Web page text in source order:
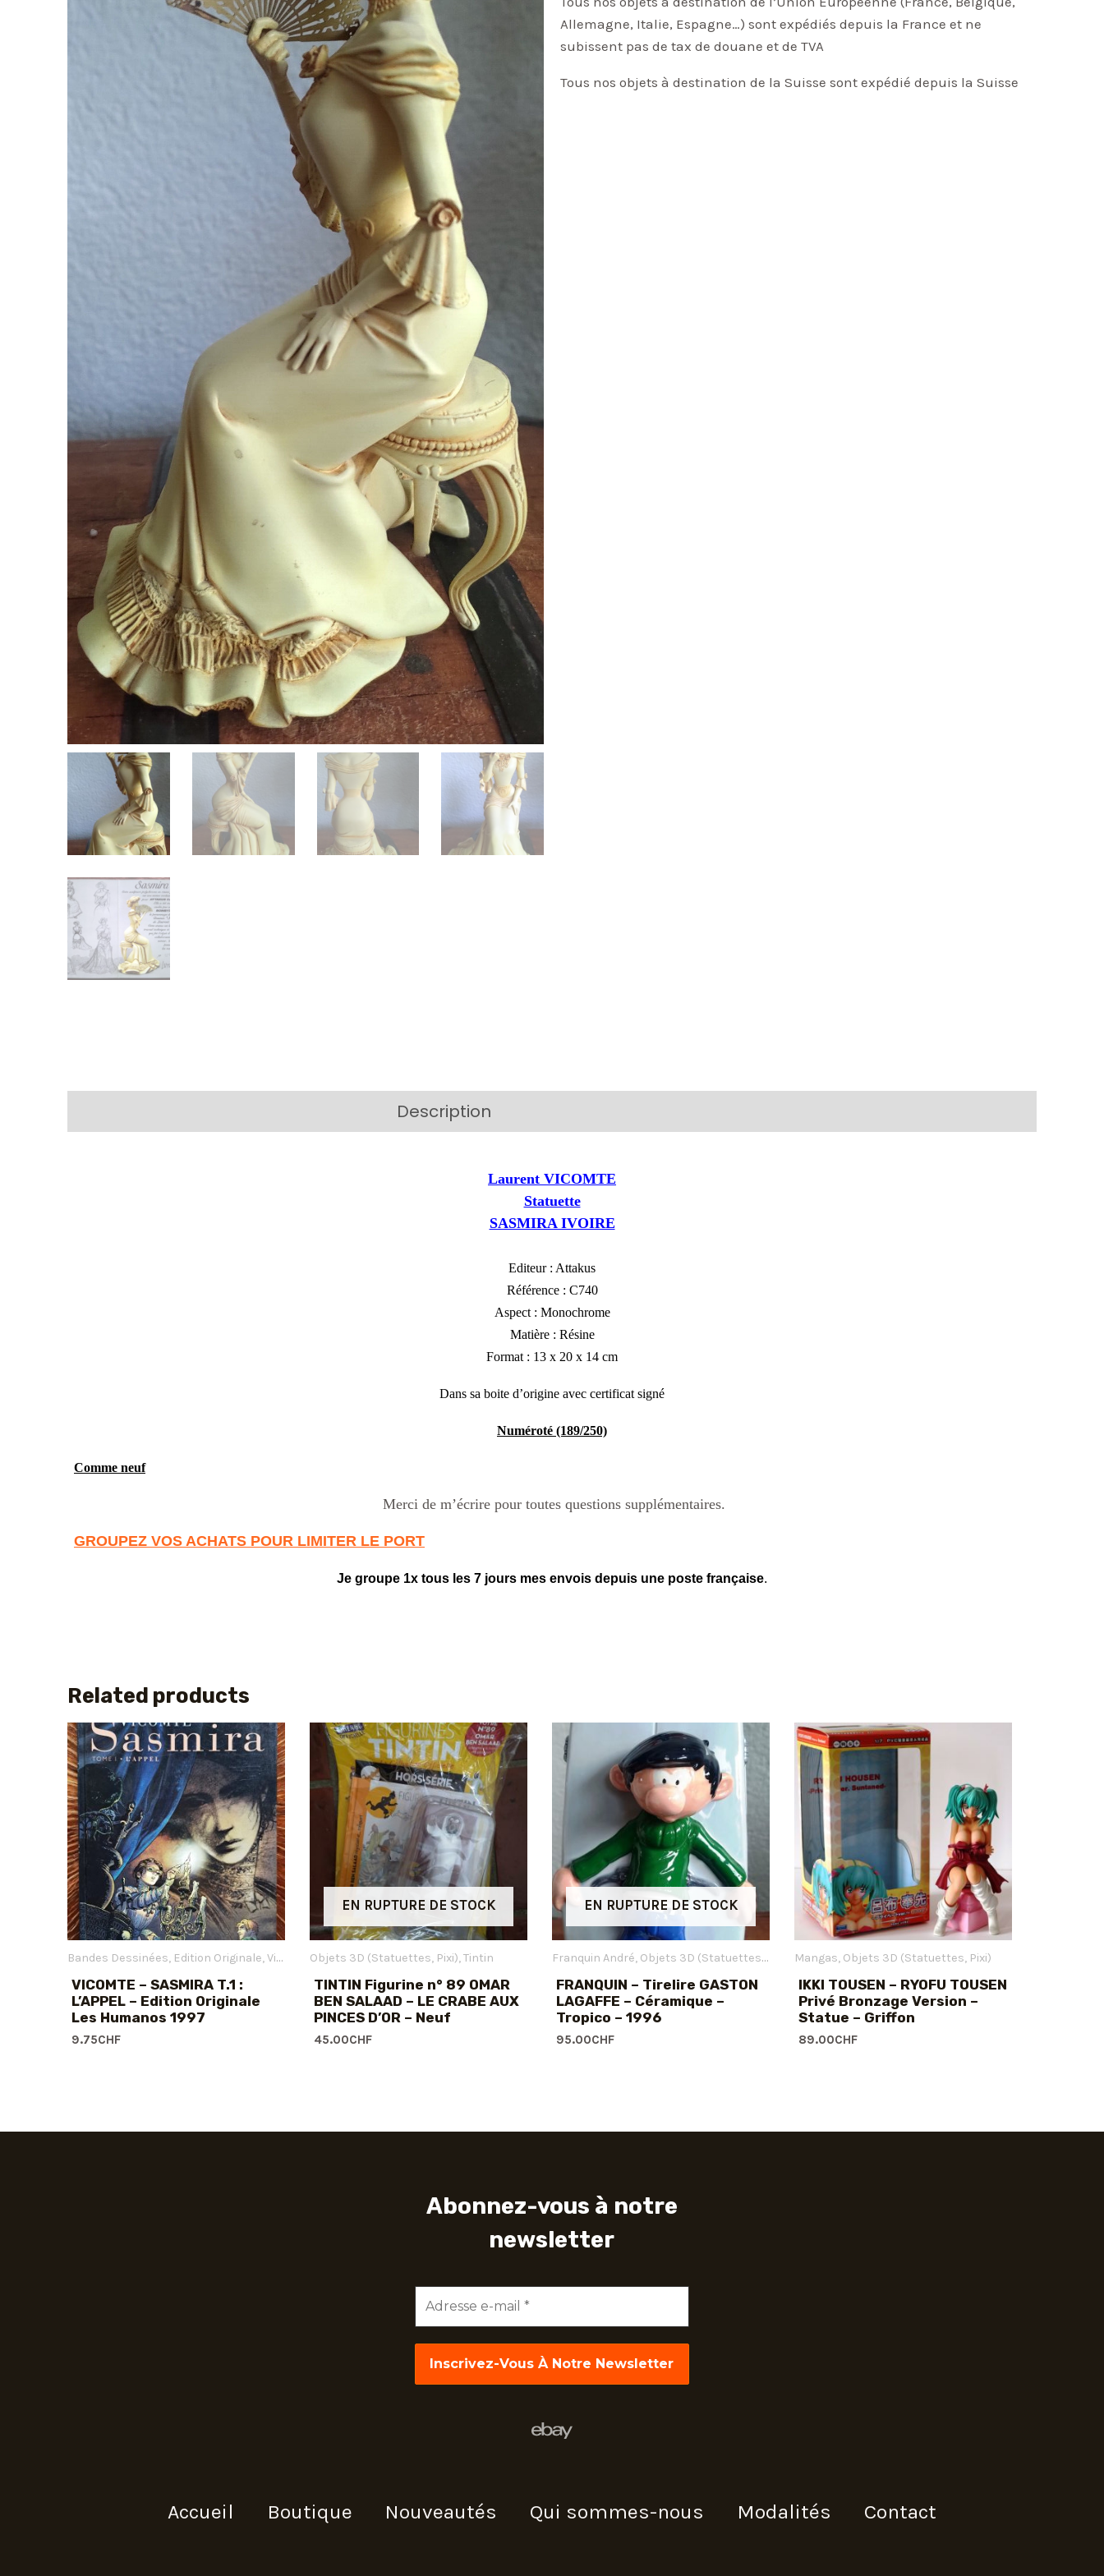
Allemagne, Italie, Espagne…) sont expédiés depuis la France et ne
subissent pas de tax de douane et de TVA
Tous nos objets à destination de la Suisse sont expédié depuis la Suisse
Description
Laurent VICOMTE
Statuette
SASMIRA IVOIRE
Editeur : Attakus
Référence : C740
Aspect : Monochrome
Matière : Résine
Format : 13 x 20 x 14 cm
Dans sa boite d’origine avec certificat signé
Numéroté (189/250)
Comme neuf
Merci de m’écrire pour toutes questions supplémentaires.
GROUPEZ VOS ACHATS POUR LIMITER LE PORT
Je groupe 1x tous les 7 jours mes envois depuis une poste française.
Related products
Bandes Dessinées Edition Originale Vicomte Laurent
VICOMTE – SASMIRA T.1 :
L’APPEL – Edition Originale
Les Humanos 1997
9.75CHF
EN RUPTURE DE STOCK
Objets 3D (Statuettes, Pixi) Tintin
TINTIN Figurine n° 89 OMAR
BEN SALAAD – LE CRABE AUX
PINCES D’OR – Neuf
45.00CHF
EN RUPTURE DE STOCK
Franquin André Objets 3D (Statuettes, Pixi)
FRANQUIN – Tirelire GASTON
LAGAFFE – Céramique –
Tropico – 1996
95.00CHF
Mangas Objets 3D (Statuettes, Pixi)
IKKI TOUSEN – RYOFU TOUSEN
Privé Bronzage Version –
Statue – Griffon
89.00CHF
Abonnez-vous à notre
newsletter
mail
Accueil Boutique Nouveautés Qui sommes-nous Modalités Contact